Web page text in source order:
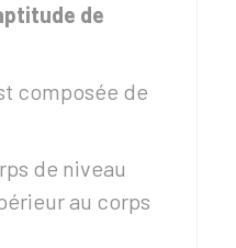
de
composée de
de niveau
au corps